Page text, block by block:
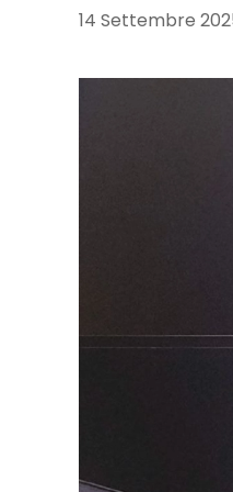
14 Settembre